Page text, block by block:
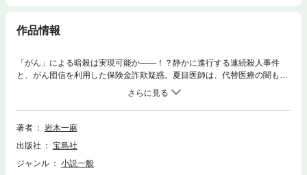
作品情報
「がん」による暗殺は実現可能か――！？静かに進行する連続殺人事件
と、がん団信を利用した保険金詐欺疑惑。夏目医師は、代替医療の闇も目
の当たりにし――シリーズ累計４７万部突破！『このミステリーがすご
い』大賞受賞作『がん消滅の罠 完全寛解の謎』に続く、先端科学×医療
ミステリー！「技術的には充分に可能になっており、人知れず実行されて
いるかもしれない。そんな危惧から、本作を執筆しました」――著者※本
（あらすじ）日本がんセンターの夏目医師は、大手保険会社に勤める森川
からまたも奇妙な事例を聞く。それは、住宅ローンのがん団信を利用した
著者
岩木一麻
出版社
宝島社
ジャンル
小説一般